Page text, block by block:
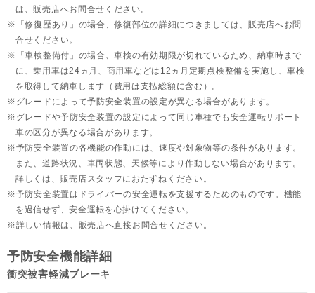
は、販売店へお問合せください。
「修復歴あり」の場合、修復部位の詳細につきましては、販売店へお問
合せください。
「車検整備付」の場合、車検の有効期限が切れているため、納車時まで
に、乗用車は24ヵ月、 商用車などは12ヵ月定期点検整備を実施し、車検
を取得して納車します（費用は支払総額に含む）。
グレードによって予防安全装置の設定が異なる場合があります。
グレードや予防安全装置の設定によって同じ車種でも安全運転サポート
車の区分が異なる場合があります。
予防安全装置の各機能の作動には、速度や対象物等の条件があります。
また、道路状況、車両状態、天候等により作動しない場合があります。
詳しくは、販売店スタッフにおたずねください。
予防安全装置はドライバーの安全運転を支援するためのものです。機能
を過信せず、安全運転を心掛けてください。
詳しい情報は、販売店へ直接お問合せください。
予防安全機能詳細
衝突被害軽減ブレーキ